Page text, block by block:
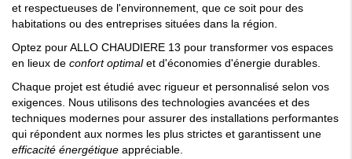
et respectueuses de l'environnement, que ce soit pour des
habitations ou des entreprises situées dans la région.
Optez pour ALLO CHAUDIERE 13 pour transformer vos espaces
en lieux de confort optimalet d'économies d'énergie durables.
Chaque projet est étudié avec rigueur et personnalisé selon vos
exigences. Nous utilisons des technologies avancées et des
techniques modernes pour assurer des installations performantes
qui répondent aux normes les plus strictes et garantissent une
efficacité énergétique appréciable.